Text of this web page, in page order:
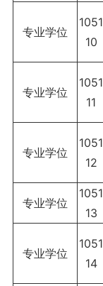
专业学位
1051
10
专业学位
1051
11
专业学位
1051
12
专业学位
1051
13
专业学位
1051
14